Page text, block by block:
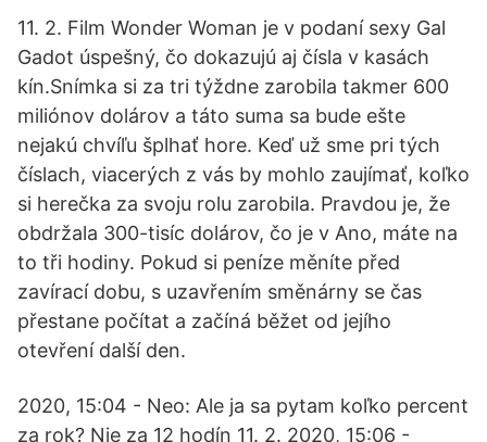
11. 2. Film Wonder Woman je v podaní sexy Gal
Gadot úspešný, čo dokazujú aj čísla v kasách
kín.Snímka si za tri týždne zarobila takmer 600
miliónov dolárov a táto suma sa bude ešte
nejakú chvíľu šplhať hore. Keď už sme pri tých
číslach, viacerých z vás by mohlo zaujímať, koľko
si herečka za svoju rolu zarobila. Pravdou je, že
obdržala 300-tisíc dolárov, čo je v Ano, máte na
to tři hodiny. Pokud si peníze měníte před
zavírací dobu, s uzavřením směnárny se čas
přestane počítat a začíná běžet od jejího
otevření další den.
2020, 15:04 - Neo: Ale ja sa pytam koľko percent
za rok? Nie za 12 hodín 11. 2. 2020, 15:06 -